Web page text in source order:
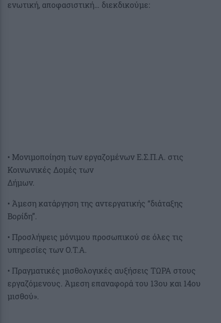
ενωτική, αποφασιστική… διεκδικούμε:
• Μονιμοποίηση των εργαζομένων Ε.Σ.Π.Α. στις
Κοινωνικές Δομές των
Δήμων.
• Άμεση κατάργηση της αντεργατικής “διάταξης
Βορίδη”.
• Προσλήψεις μόνιμου προσωπικού σε όλες τις
υπηρεσίες των Ο.Τ.Α.
• Πραγματικές μισθολογικές αυξήσεις ΤΩΡΑ στους
εργαζόμενους. Άμεση επαναφορά του 13ου και 14ου
μισθού».